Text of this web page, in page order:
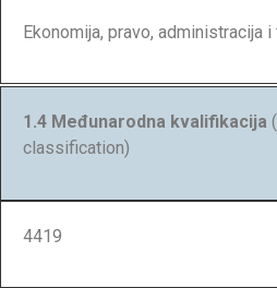
Ekonomija, pravo, administracija
1.4 Međunarodna kvalifikacija
classification)
4419